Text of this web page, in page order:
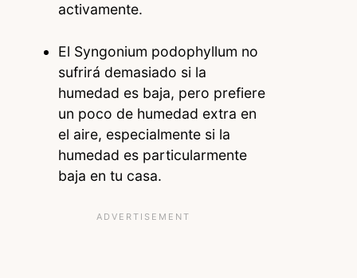
activamente.
El Syngonium podophyllum no
sufrirá demasiado si la
humedad es baja, pero prefiere
un poco de humedad extra en
el aire, especialmente si la
humedad es particularmente
baja en tu casa.